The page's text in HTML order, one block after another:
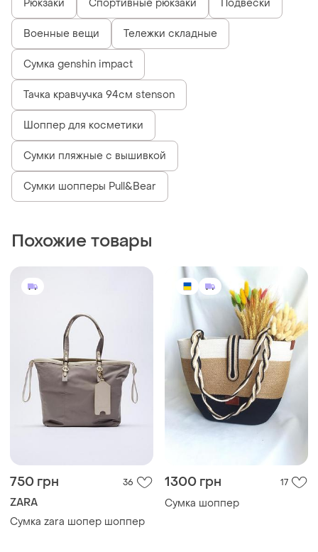
Рюкзаки Спортивные рюкзаки Подвески
Военные вещи Тележки складные
Сумка genshin impact
Тачка кравчучка 94см stenson
Шоппер для косметики
Сумки пляжные с вышивкой
Сумки шопперы Pull&Bear
Похожие товары
750 грн 36
ZARA
Сумка zara шопер шоппер
1300 грн 17
Сумка шоппер